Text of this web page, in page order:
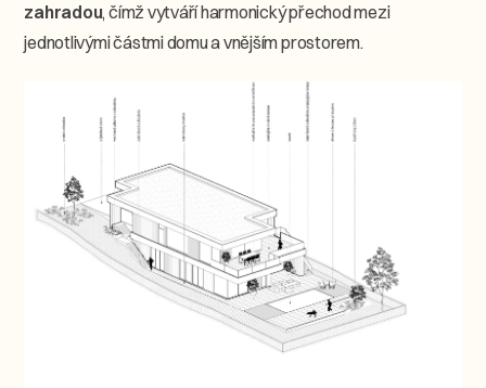
zahradou, čímž vytváří harmonický přechod mezi
jednotlivými částmi domu a vnějším prostorem.